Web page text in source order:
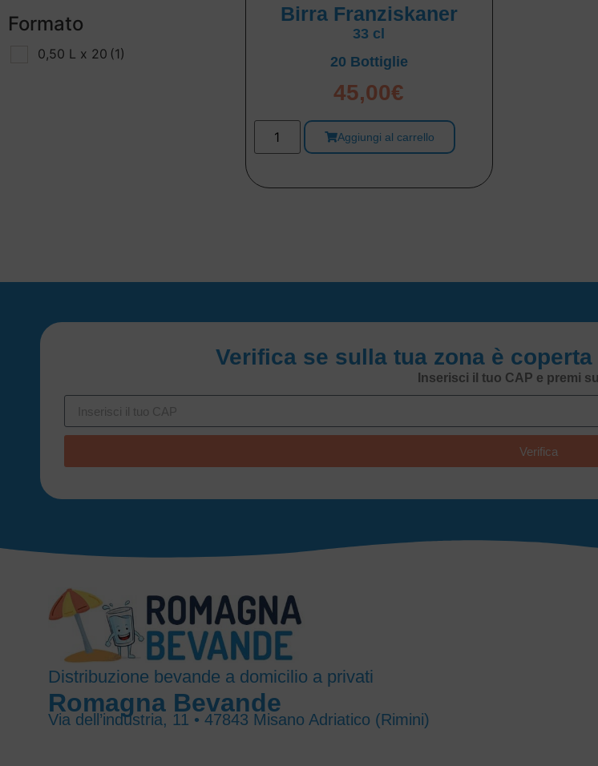
Formato
0,50 L x 20 (1)
Birra Franziskaner
33 cl
20 Bottiglie
45,00€
Aggiungi al carrello
Verifica se sulla tua zona è
Inserisci il tuo CAP e premi
Verifica
Distribuzione bevande a domicilio a privati
Romagna Bevande
Via dell’industria, 11 • 47843 Misano Adriatico (Rimini)